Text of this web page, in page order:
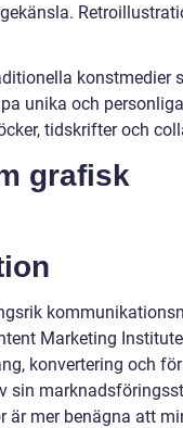
konstmedier
unika och
tidskrifter och
grafisk
Marketing Institute
konvertering och
sin
är mer benägna att